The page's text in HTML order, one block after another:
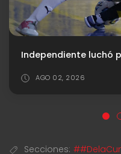
JUL 31, 2026
Secciones: